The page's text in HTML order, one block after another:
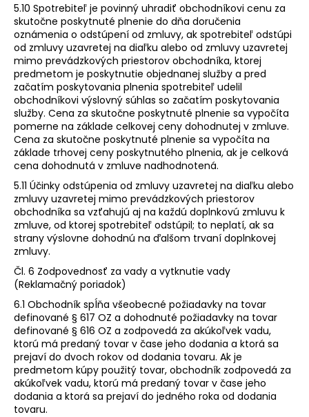
5.10 Spotrebiteľ je povinný uhradiť obchodníkovi cenu za
skutočne poskytnuté plnenie do dňa doručenia
oznámenia o odstúpení od zmluvy, ak spotrebiteľ odstúpi
od zmluvy uzavretej na diaľku alebo od zmluvy uzavretej
mimo prevádzkových priestorov obchodníka, ktorej
predmetom je poskytnutie objednanej služby a pred
začatím poskytovania plnenia spotrebiteľ udelil
obchodníkovi výslovný súhlas so začatím poskytovania
služby. Cena za skutočne poskytnuté plnenie sa vypočíta
pomerne na základe celkovej ceny dohodnutej v zmluve.
Cena za skutočne poskytnuté plnenie sa vypočíta na
základe trhovej ceny poskytnutého plnenia, ak je celková
cena dohodnutá v zmluve nadhodnotená.
5.11 Účinky odstúpenia od zmluvy uzavretej na diaľku alebo
zmluvy uzavretej mimo prevádzkových priestorov
obchodníka sa vzťahujú aj na každú doplnkovú zmluvu k
zmluve, od ktorej spotrebiteľ odstúpil; to neplatí, ak sa
strany výslovne dohodnú na ďalšom trvaní doplnkovej
zmluvy.
Čl. 6 Zodpovednosť za vady a vytknutie vady
(Reklamačný poriadok)
6.1 Obchodník spĺňa všeobecné požiadavky na tovar
definované § 617 OZ a dohodnuté požiadavky na tovar
definované § 616 OZ a zodpovedá za akúkoľvek vadu,
ktorú má predaný tovar v čase jeho dodania a ktorá sa
prejaví do dvoch rokov od dodania tovaru. Ak je
predmetom kúpy použitý tovar, obchodník zodpovedá za
akúkoľvek vadu, ktorú má predaný tovar v čase jeho
dodania a ktorá sa prejaví do jedného roka od dodania
tovaru.